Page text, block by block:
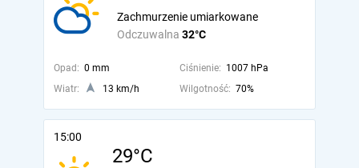
Odczuwalna 32°C
Zachmurzenie umiarkowane
Opad: 0 mm Ciśnienie: 1007 hPa
Wiatr:
13 km/h Wilgotność: 70%
15:00
29°C